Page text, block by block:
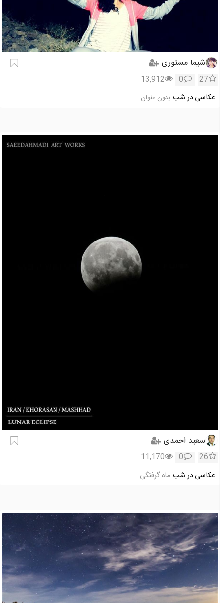
شیما مستوری
27
0
13,912
عکاسی در شب بدون عنوان
سعید احمدی
26
0
11,170
عکاسی در شب ماه گرفتگی